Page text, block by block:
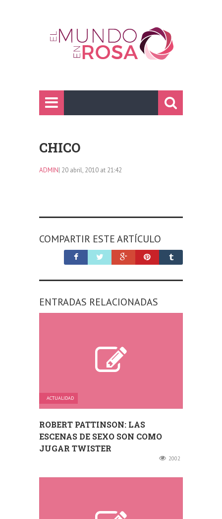
CHICO
ADMIN| 20 abril, 2010 at 21:42
COMPARTIR ESTE ARTÍCULO
ENTRADAS RELACIONADAS
ACTUALIDAD
ROBERT PATTINSON: LAS
ESCENAS DE SEXO SON COMO
JUGAR TWISTER
2002